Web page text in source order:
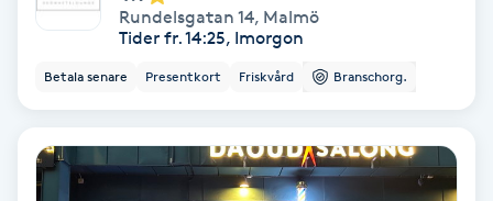
Permanent
Permanent hårborttagning
Permanent ögonbrynsmakeup
Rundelsgatan 14, Malmö
Tider fr. 14:25, Imorgon
Betala senare Presentkort Friskvård Branschorg.